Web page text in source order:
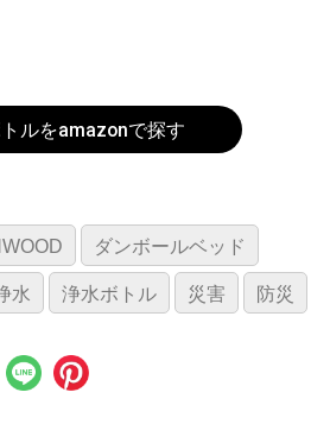
ルをamazonで探す
ダンボールベッド
水 浄水ボトル 災害 防災